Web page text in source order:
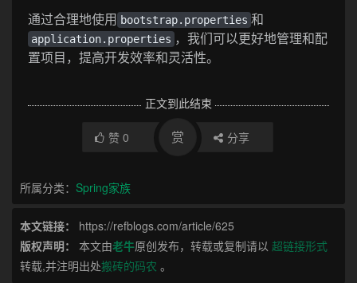
通过合理地使用 bootstrap.properties 和
application.properties ，我们可以更好地管理和配
置项目，提高开发效率和灵活性。
正文到此结束
赞 0 赏 分享
所属分类： Spring家族
本文链接：
https://refblogs.com/article/625
版权声明：
本文由老牛原创发布，转载或复制请以 超链接形式
转载,并注明出处搬砖的码农 。